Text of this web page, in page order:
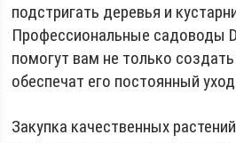
подстригать деревья и
Профессиональные садоводы
помогут вам не только
обеспечат его постоянный
Закупка качественных